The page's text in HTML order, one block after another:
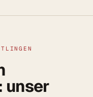
unser